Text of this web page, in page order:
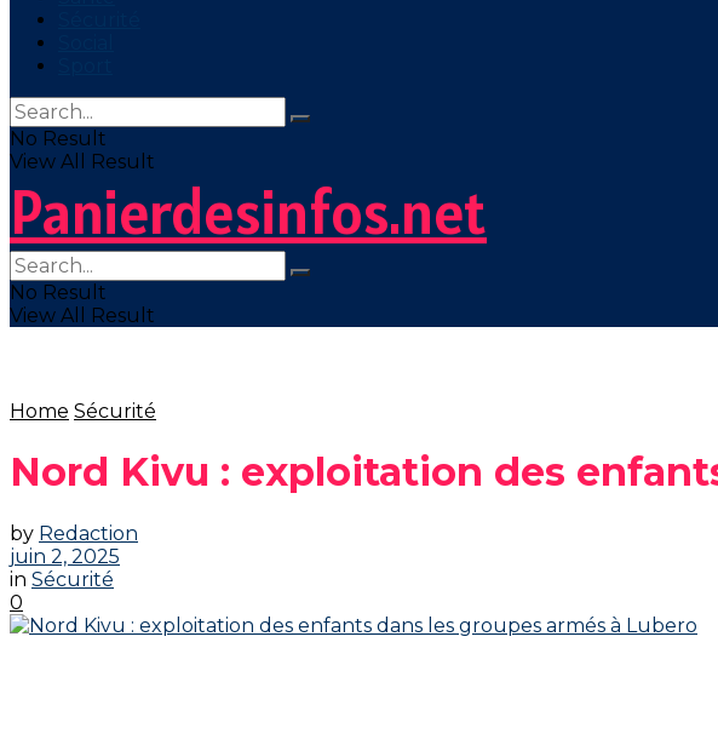
No Result
View All Result
Panierdesinfos.net
No Result
View All Result
Home Sécurité
Nord Kivu : exploitation des
by Redaction
juin 2, 2025
in Sécurité
0